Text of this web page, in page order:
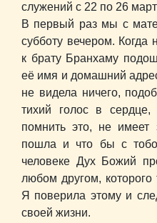
служений с 22 по 26
В первый раз мы с
субботу вечером. Когда
к брату Бранхаму
её имя и домашний
не видела ничего,
тихий голос в
помнить это, не
пошла и что бы с
человеке Дух Божий
любом другом, которого
Я поверила этому и
своей жизни.